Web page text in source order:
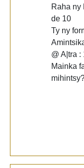
Raha ny
de 10
Ty ny
@ A|tra :
Mainka